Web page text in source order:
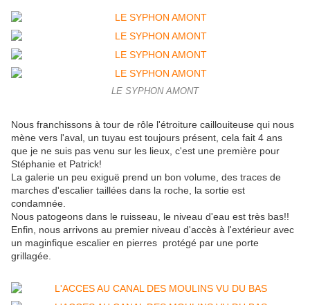
LE SYPHON AMONT
Nous franchissons à tour de rôle l'étroiture caillouiteuse qui nous
mène vers l'aval, un tuyau est toujours présent, cela fait 4 ans
que je ne suis pas venu sur les lieux, c'est une première pour
Stéphanie et Patrick!
La galerie un peu exiguë prend un bon volume, des traces de
marches d'escalier taillées dans la roche, la sortie est
condamnée.
Nous patogeons dans le ruisseau, le niveau d'eau est très bas!!
Enfin, nous arrivons au premier niveau d'accès à l'extérieur avec
un maginfique escalier en pierres protégé par une porte
grillagée.